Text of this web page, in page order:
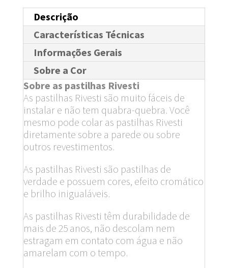
Descrição
Características Técnicas
Informações Gerais
Sobre a Cor
Sobre as pastilhas Rivesti
As pastilhas Rivesti são muito fáceis de
instalar e não tem quabra-quebra. Você
mesmo pode colar as pastilhas Rivesti
diretamente sobre a parede ou sobre
outros revestimentos.
As pastilhas Rivesti são pastilhas de
verdade e possuem cores, efeito cromático
e brilho inigualáveis.
As pastilhas Rivesti têm durabilidade de
mais de 25 anos, não descolam nem
estragam em contato com água e não
amarelam com o tempo.